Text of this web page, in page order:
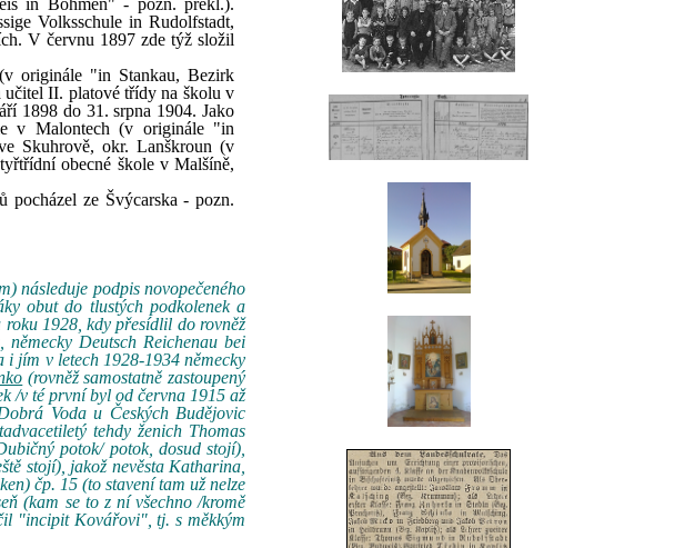
in Böhmen" - pozn. překl.).
Volksschule in Rudolfstadt,
V červnu 1897 zde týž složil
originále "in Stankau, Bezirk
II. platové třídy na školu v
1898 do 31. srpna 1904. Jako
v Malontech (v originále "in
Skuhrově, okr. Lanškroun (v
obecné škole v Malšíně,
ze Švýcarska - pozn.
následuje podpis novopečeného
obut do tlustých podkolenek a
1928, kdy přesídlil do rovněž
Deutsch Reichenau bei
i jím v letech 1928-1934 německy
(rovněž samostatně zastoupený
/v té první byl od června 1915 až
Voda u Českých Budějovic
tehdy ženich Thomas
potok/ potok, dosud stojí),
stojí), jakož nevěsta Katharina,
čp. 15 (to stavení tam už nelze
(kam se to z ní všechno /kromě
"incipit Kovářovi", tj. s měkkým